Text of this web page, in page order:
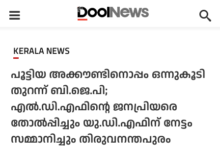
KERALA NEWS
പൂട്ടിയ അക്കൗണ്ടിനൊപ്പം ഒന്നുകൂടി
തുറന്ന് ബി.ജെ.പി;
എല്‍.ഡി.എഫിന്റെ ജനപ്രിയരെ
തോല്‍പ്പിച്ചും യു.ഡി.എഫിന് നേട്ടം
സമ്മാനിച്ചും തിരുവനന്തപുരം